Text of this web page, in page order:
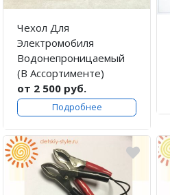
Чехол Для
Электромобиля
Водонепроницаемый
(В Ассортименте)
от 2 500 руб.
Подробнее